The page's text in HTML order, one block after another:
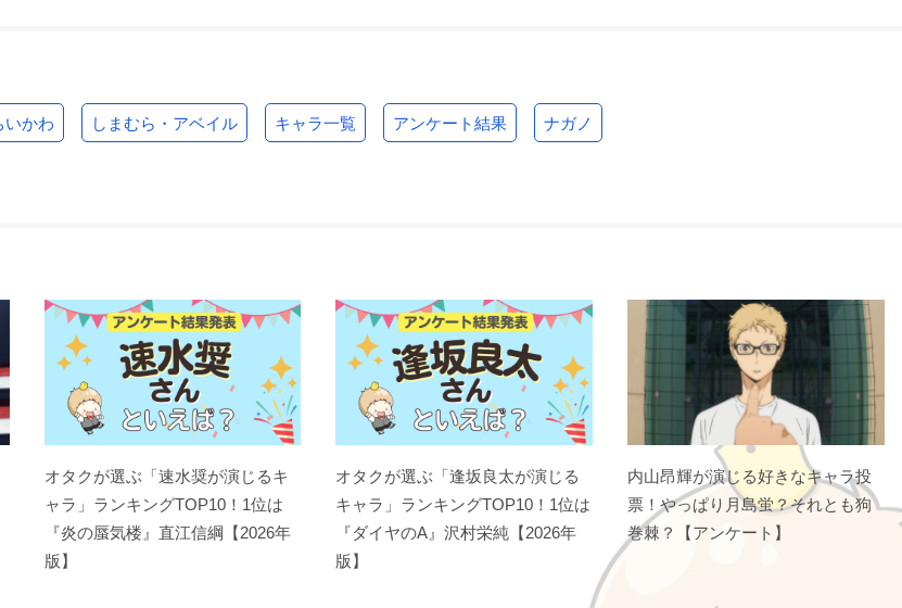
いかわ しまむら・アベイル キャラ一覧 アンケート結果 ナガノ
オタクが選ぶ「速水奨が演じるキ
ャラ」ランキングTOP10！1位は
『炎の蜃気楼』直江信綱【2026年
版】
オタクが選ぶ「逢坂良太が演じる
キャラ」ランキングTOP10！1位は
『ダイヤのA』沢村栄純【2026年
版】
内山昂輝が演じる好きなキャラ投
票！やっぱり月島蛍？それとも狗
巻棘？【アンケート】